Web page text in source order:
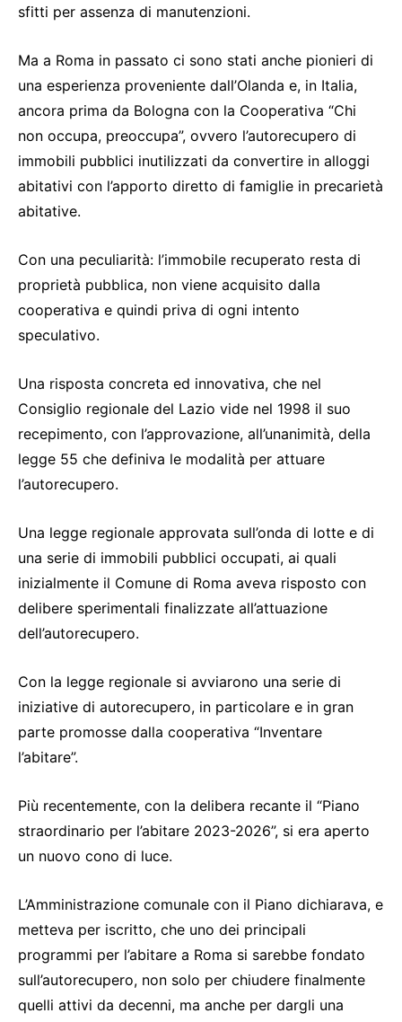
sfitti per assenza di manutenzioni.
Ma a Roma in passato ci sono stati anche pionieri di
una esperienza proveniente dall’Olanda e, in Italia,
ancora prima da Bologna con la Cooperativa “Chi
non occupa, preoccupa”, ovvero l’autorecupero di
immobili pubblici inutilizzati da convertire in alloggi
abitativi con l’apporto diretto di famiglie in precarietà
abitative.
Con una peculiarità: l’immobile recuperato resta di
proprietà pubblica, non viene acquisito dalla
cooperativa e quindi priva di ogni intento
speculativo.
Una risposta concreta ed innovativa, che nel
Consiglio regionale del Lazio vide nel 1998 il suo
recepimento, con l’approvazione, all’unanimità, della
legge 55 che definiva le modalità per attuare
l’autorecupero.
Una legge regionale approvata sull’onda di lotte e di
una serie di immobili pubblici occupati, ai quali
inizialmente il Comune di Roma aveva risposto con
delibere sperimentali finalizzate all’attuazione
dell’autorecupero.
Con la legge regionale si avviarono una serie di
iniziative di autorecupero, in particolare e in gran
parte promosse dalla cooperativa “Inventare
l’abitare”.
Più recentemente, con la delibera recante il “Piano
straordinario per l’abitare 2023-2026”, si era aperto
un nuovo cono di luce.
L’Amministrazione comunale con il Piano dichiarava, e
metteva per iscritto, che uno dei principali
programmi per l’abitare a Roma si sarebbe fondato
sull’autorecupero, non solo per chiudere finalmente
quelli attivi da decenni, ma anche per dargli una